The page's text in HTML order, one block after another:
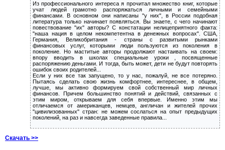
Из профессионального интереса я прочитал множество книг, которые
учат людей грамотно распоряжаться личными и семейными
финансами. В основном они написаны "у них", в России подобная
литература только начинает появляться. Вы знаете, с чего начинают
повествование "их" авторы? С констатации нелицеприятного факта:
"наша нация в целом некомпетентна в денежных вопросах". США,
Германия, Великобритания - страны с развитыми рынками
финансовых услуг, которыми люди пользуются из поколения в
поколение. Но маститые авторы продолжают настаивать на своем:
впору вводить в школах специальные уроки , посвященные
распоряжению деньгами. И тогда, быть может, дети не будут повторять
ошибок своих родителей...
Если у них все так запущено, то у нас, пожалуй, не все потеряно.
Пытаясь сделать свою жизнь комфортнее, интереснее, в общем,
лучше, мы активно формируем свой собственный мир личных
финансов. Причем большинство понятий и действий, связанных с
этим миром, открываем для себя впервые. Именно этим мы
отличаемся от американцев, немцев, англичан и жителей прочих
"цивилизованных" стран: не можем сослаться на опыт предыдущих
поколений, на раз и навсегда заведенные правила...
Скачать >>